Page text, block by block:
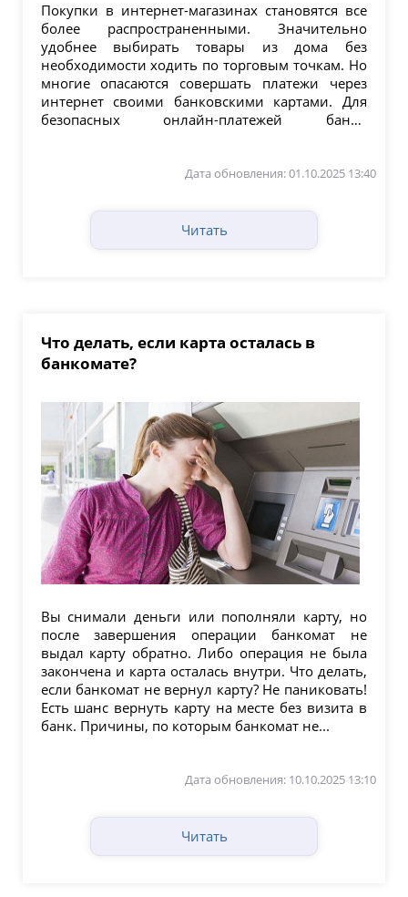
Покупки в интернет-магазинах становятся все
более распространенными. Значительно
удобнее выбирать товары из дома без
необходимости ходить по торговым точкам. Но
многие опасаются совершать платежи через
интернет своими банковскими картами. Для
безопасных онлайн-платежей банки
Дата обновления: 01.10.2025 13:40
Читать
Что делать, если карта осталась в
банкомате?
Вы снимали деньги или пополняли карту, но
после завершения операции банкомат не
выдал карту обратно. Либо операция не была
закончена и карта осталась внутри. Что делать,
если банкомат не вернул карту? Не паниковать!
Есть шанс вернуть карту на месте без визита в
банк. Причины, по которым банкомат не...
Дата обновления: 10.10.2025 13:10
Читать